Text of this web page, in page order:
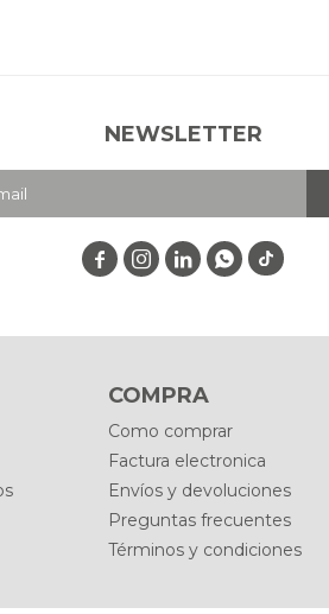
COMPRA
Como comprar
Factura electronica
Envíos y devoluciones
Preguntas frecuentes
Términos y condiciones
NEWSLETTER
   